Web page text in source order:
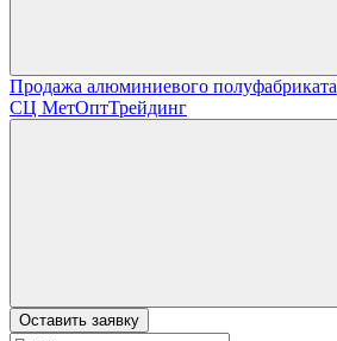
Продажа алюминиевого полуфабриката
СЦ МетОптТрейдинг
Оставить заявку